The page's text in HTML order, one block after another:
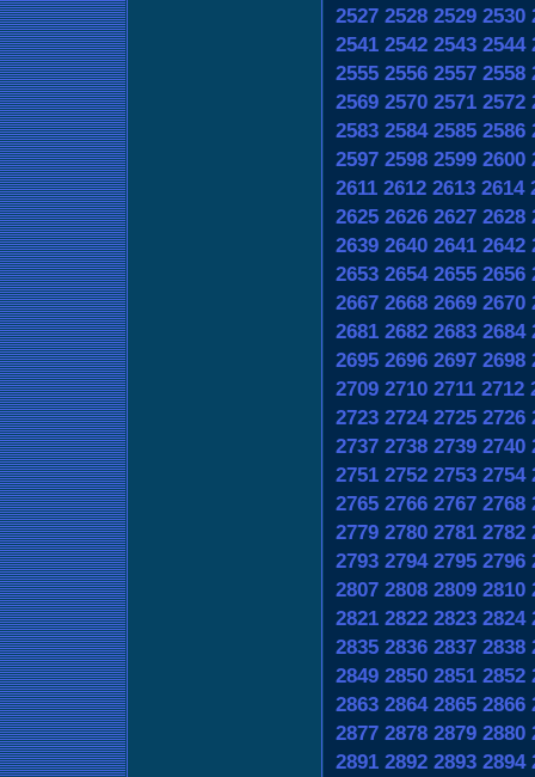
2527 2528 2529 2530
2541 2542 2543 2544
2555 2556 2557 2558
2569 2570 2571 2572
2583 2584 2585 2586
2597 2598 2599 2600
2611 2612 2613 2614
2625 2626 2627 2628
2639 2640 2641 2642
2653 2654 2655 2656
2667 2668 2669 2670
2681 2682 2683 2684
2695 2696 2697 2698
2709 2710 2711 2712
2723 2724 2725 2726
2737 2738 2739 2740
2751 2752 2753 2754
2765 2766 2767 2768
2779 2780 2781 2782
2793 2794 2795 2796
2807 2808 2809 2810
2821 2822 2823 2824
2835 2836 2837 2838
2849 2850 2851 2852
2863 2864 2865 2866
2877 2878 2879 2880
2891 2892 2893 2894